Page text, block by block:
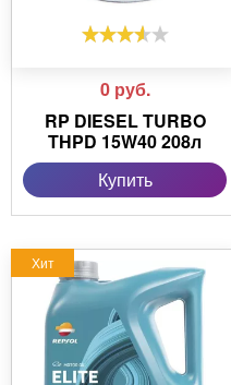
0 руб.
RP DIESEL TURBO
THPD 15W40 208л
Купить
Хит